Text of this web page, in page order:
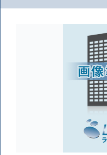
住所
から探す
条